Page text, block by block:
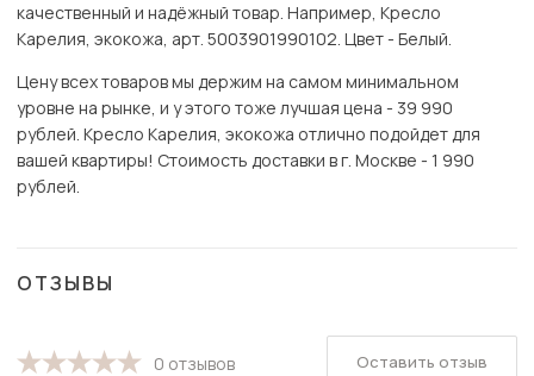
качественный и надёжный товар. Например, Кресло
Карелия, экокожа, арт. 5003901990102. Цвет - Белый.
Цену всех товаров мы держим на самом минимальном
уровне на рынке, и у этого тоже лучшая цена - 39 990
рублей. Кресло Карелия, экокожа отлично подойдет для
вашей квартиры! Стоимость доставки в г. Москве - 1 990
рублей.
ОТЗЫВЫ
0 отзывов Оставить отзыв